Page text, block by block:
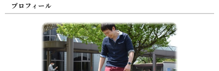
プロフィール